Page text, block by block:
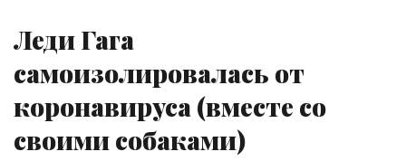
Леди Гага
самоизолировалась от
коронавируса (вместе со
своими собаками)